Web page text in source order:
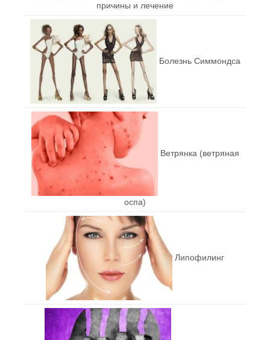
причины и лечение
Болезнь Симмондса
Ветрянка (ветряная
оспа)
Липофилинг